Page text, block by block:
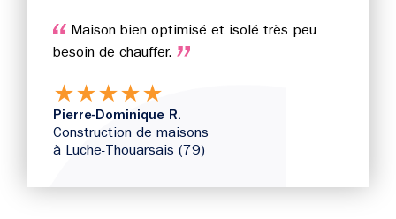
Maison bien optimisé et isolé très peu
besoin de chauffer.
★★★★★
Pierre-Dominique R.
Construction de maisons
à Luche-Thouarsais (79)